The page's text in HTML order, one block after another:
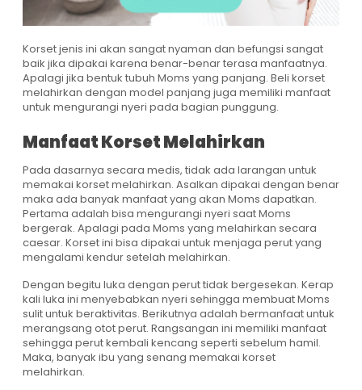
Korset jenis ini akan sangat nyaman dan befungsi sangat
baik jika dipakai karena benar-benar terasa manfaatnya.
Apalagi jika bentuk tubuh Moms yang panjang. Beli korset
melahirkan dengan model panjang juga memiliki manfaat
untuk mengurangi nyeri pada bagian punggung.
Manfaat Korset Melahirkan
Pada dasarnya secara medis, tidak ada larangan untuk
memakai korset melahirkan. Asalkan dipakai dengan benar
maka ada banyak manfaat yang akan Moms dapatkan.
Pertama adalah bisa mengurangi nyeri saat Moms
bergerak. Apalagi pada Moms yang melahirkan secara
caesar. Korset ini bisa dipakai untuk menjaga perut yang
mengalami kendur setelah melahirkan.
Dengan begitu luka dengan perut tidak bergesekan. Kerap
kali luka ini menyebabkan nyeri sehingga membuat Moms
sulit untuk beraktivitas. Berikutnya adalah bermanfaat untuk
merangsang otot perut. Rangsangan ini memiliki manfaat
sehingga perut kembali kencang seperti sebelum hamil.
Maka, banyak ibu yang senang memakai korset
melahirkan.